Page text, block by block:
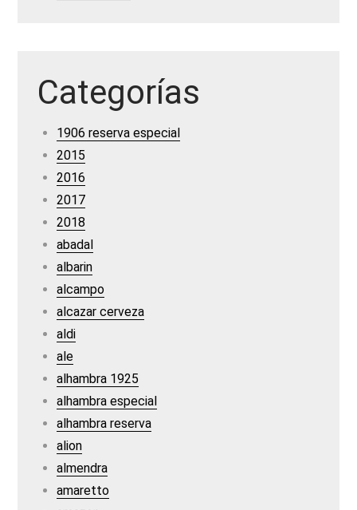
Categorías
1906 reserva especial
2015
2016
2017
2018
abadal
albarin
alcampo
alcazar cerveza
aldi
ale
alhambra 1925
alhambra especial
alhambra reserva
alion
almendra
amaretto